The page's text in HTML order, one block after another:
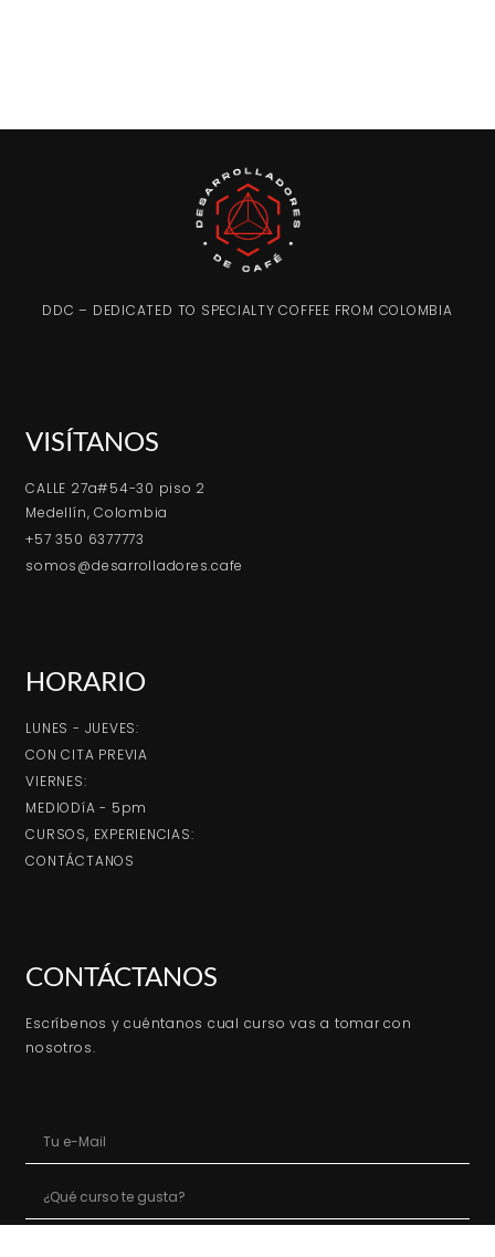
DDC – DEDICATED TO SPECIALTY COFFEE FROM COLOMBIA
VISÍTANOS
CALLE 27a#54-30 piso 2
Medellín, Colombia
+57 350 6377773
somos@desarrolladores.cafe
HORARIO
LUNES - JUEVES:
CON CITA PREVIA
VIERNES:
MEDIODíA - 5pm
CURSOS, EXPERIENCIAS:
CONTÁCTANOS
CONTÁCTANOS
Escríbenos y cuéntanos cual curso vas a tomar con
nosotros.